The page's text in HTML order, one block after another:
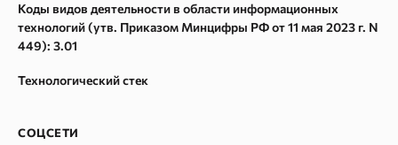
Восстановление из Webarchive
Коды видов деятельности в области информационных
технологий (утв. Приказом Минцифры РФ от 11 мая 2023 г. N
449): 3.01
Технологический стек
СОЦСЕТИ